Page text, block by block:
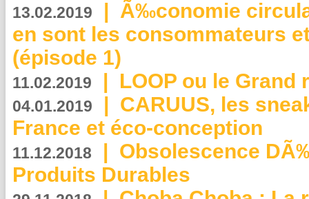
13.02.2019 | Ã‰conomie
en sont les consommateurs
(épisode 1)
11.02.2019 | LOOP ou le Grand
04.01.2019 | CARUUS, les
France et éco-conception
11.12.2018 | Obsolescence
Produits Durables